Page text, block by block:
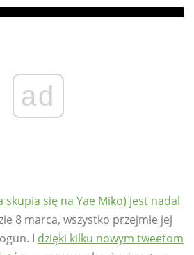
ad
skupia się na Yae Miko) jest nadal
8 marca, wszystko przejmie jej
I dzięki kilku nowym tweetom